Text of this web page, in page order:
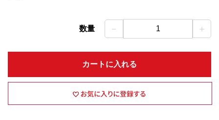
数量 － 1 ＋
カートに入れる